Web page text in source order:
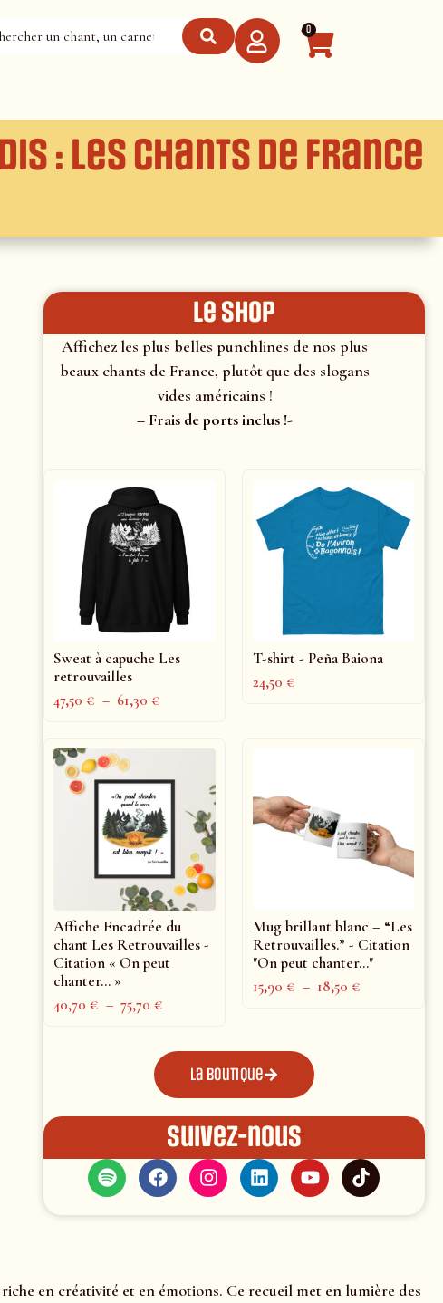
0
: Les chants de France
le shop
Affichez les plus belles punchlines de nos plus
beaux chants de France, plutôt que des slogans
vides américains !
– Frais de ports inclus !-
Sweat à capuche Les
retrouvailles
47,50€ – 61,30€
T-shirt - Peña Baiona
24,50€
Affiche Encadrée du
chant Les Retrouvailles -
Citation « On peut
chanter… »
40,70€ – 75,70€
Mug brillant blanc – “Les
Retrouvailles.” - Citation
"On peut chanter..."
15,90€ – 18,50€
La boutique
Suivez-nous
en créativité et en émotions. Ce recueil met en lumière des